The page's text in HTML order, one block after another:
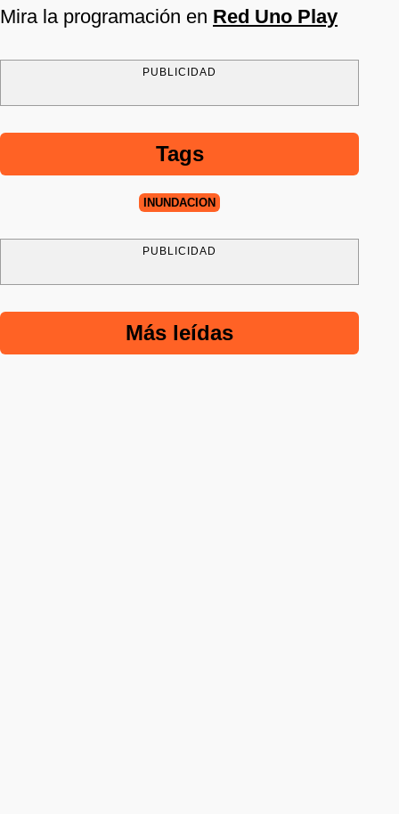
Mira la programación en Red Uno Play
PUBLICIDAD
Tags
INUNDACIÓN
PUBLICIDAD
Más leídas